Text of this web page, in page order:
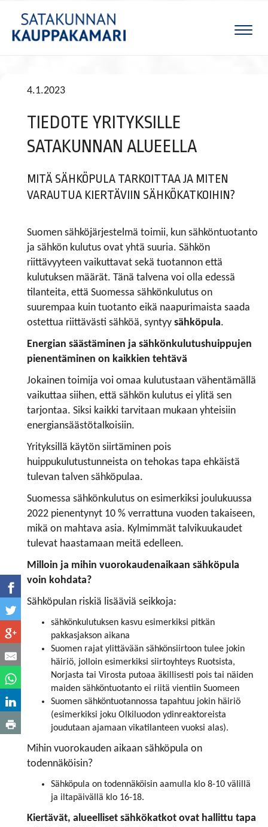
4.1.2023
TIEDOTE YRITYKSILLE
SATAKUNNAN ALUEELLA
MITÄ SÄHKÖPULA TARKOITTAA JA MITEN
VARAUTUA KIERTÄVIIN SÄHKÖKATKOIHIN?
Suomen sähköjärjestelmä toimii, kun sähköntuotanto
ja sähkön kulutus ovat yhtä suuria. Sähkön
riittävyyteen vaikuttavat sekä tuotannon että
kulutuksen määrät. Tänä talvena voi olla edessä
tilanteita, että Suomessa sähkönkulutus on
suurempaa kuin tuotanto eikä naapurimaista saada
ostettua riittävästi sähköä, syntyy sähköpula.
Energian säästäminen ja sähkönkulutushuippujen
pienentäminen on kaikkien tehtävä
Jokainen toimija voi omaa kulutustaan vähentämällä
vaikuttaa siihen, että sähkön kulutus ei ylitä sen
tarjontaa. Siksi kaikki tarvitaan mukaan yhteisiin
energiansäästötalkoisiin.
Yrityksillä käytön siirtäminen pois
huippukulutustunneista on tehokas tapa ehkäistä
tulevan talven sähköpulaa.
Suomessa sähkönkulutus on esimerkiksi joulukuussa
2022 pienentynyt 10 % verrattuna vuoden takaiseen,
mikä on mahtava asia. Kylmimmät talvikuukaudet
tulevat haastamaan meitä edelleen.
Milloin ja mihin vuorokaudenaikaan sähköpula
voin kohdata?
Sähköpulan riskiä lisääviä seikkoja:
sähkönkulutuksen kasvu esimerkiksi pitkän
pakkasjakson aikana
Suomen rajat ylittävään sähkönsiirtoon tulee jokin
häiriö, jolloin esimerkiksi siirtoyhteys Ruotsista,
Norjasta tai Virosta putoaa äkillisesti pois tai näiden
maiden sähköntuotanto ei riitä vientiin Suomeen
Suomen sähköntuotannossa tapahtuu jokin häiriö
(esimerkiksi joku Olkiluodon ydinreaktoreista
joudutaan ajamaan vikatilanteen vuoksi alas).
Mihin vuorokauden aikaan sähköpula on
todennäköisin?
Sähköpula on todennäköisin aamulla klo 8-10 välillä
ja iltapäivällä klo 16-18.
Kiertävät, alueelliset sähkökatkot ovat hallittu tapa